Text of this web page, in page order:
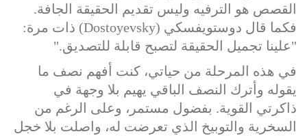
القصص هو الترفيه وليس تقديم الحقيقة الجافة.
فكما قال دوستويفسكي (Dostoyevsky) ذات مرة:
"علينا تجميل الحقيقة لتصبح قابلة للتصديق."
في هذه المرحلة من حياتي، كنت أفهم نصف ما
يقوله وأترك النصف الباقي يهيم بلا وجهة في
ذاكرتي القوية. بفضول مستمر، وعلى الرغم من
السخرية والتوبيخ الذي تعرضت له، واصلت بلا خجل